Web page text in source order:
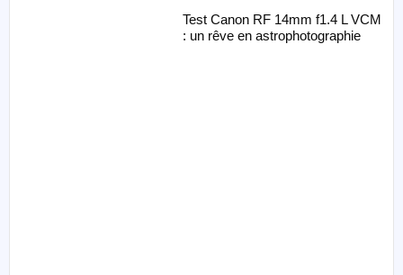
Test Canon RF 14mm f1.4 L VCM
: un rêve en astrophotographie